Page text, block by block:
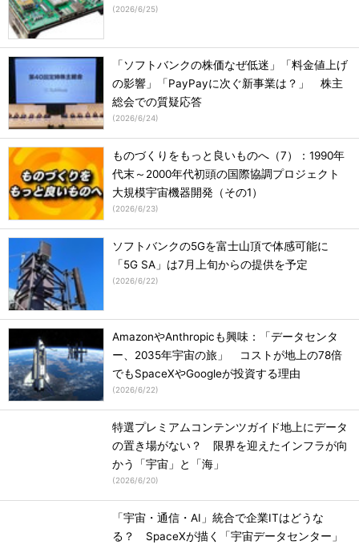
(2026/6/25)
「ソフトバンクの株価なぜ低迷」「料金値上げ
の影響」「PayPayに次ぐ新事業は？」 株主
総会での質疑応答
(2026/6/24)
ものづくりをもっと良いものへ（7）：1990年
代末～2000年代初頭の国際協調プロジェクト
大規模宇宙機器開発（その1）
(2026/6/23)
ソフトバンクの5Gを富士山頂で体感可能に
「5G SA」は7月上旬からの提供を予定
(2026/6/22)
AmazonやAnthropicも興味：「データセンタ
ー、2035年宇宙の旅」 コストが地上の78倍
でもSpaceXやGoogleが投資する理由
(2026/6/22)
特選プレミアムコンテンツガイド地上にデータ
の置き場がない？ 限界を迎えたインフラが向
かう「宇宙」と「海」
(2026/6/20)
「宇宙・通信・AI」統合で企業ITはどうな
る？ SpaceXが描く「宇宙データセンター」